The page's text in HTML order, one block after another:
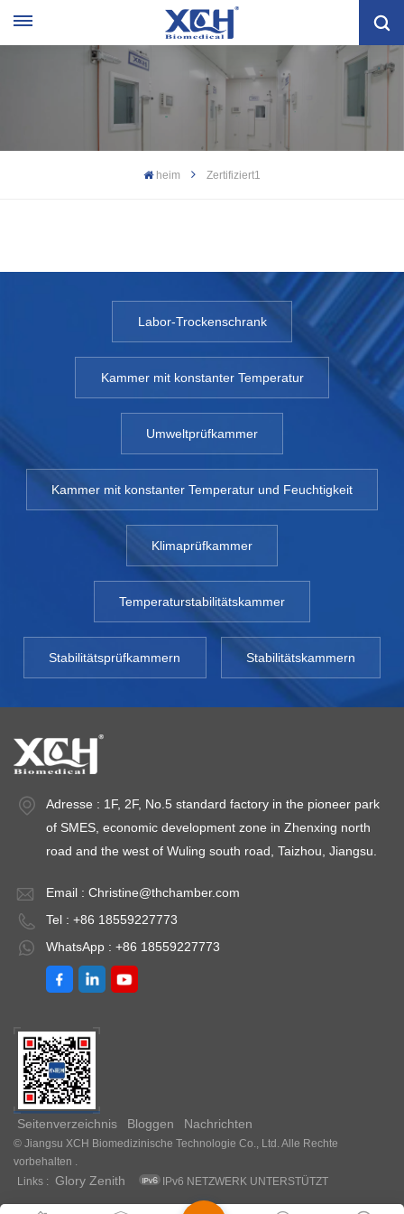
heim Zertifiziert1
Labor-Trockenschrank
Kammer mit konstanter Temperatur
Umweltprüfkammer
Kammer mit konstanter Temperatur und Feuchtigkeit
Klimaprüfkammer
Temperaturstabilitätskammer
Stabilitätsprüfkammern Stabilitätskammern
Adresse : 1F, 2F, No.5 standard factory in the pioneer park
of SMES, economic development zone in Zhenxing north
road and the west of Wuling south road, Taizhou, Jiangsu.
Email : Christine@thchamber.com
Tel : +86 18559227773
WhatsApp : +86 18559227773
Seitenverzeichnis Bloggen Nachrichten
© Jiangsu XCH Biomedizinische Technologie Co., Ltd. Alle Rechte
vorbehalten .
Links :
Glory Zenith IPv6 NETZWERK UNTERSTÜTZT